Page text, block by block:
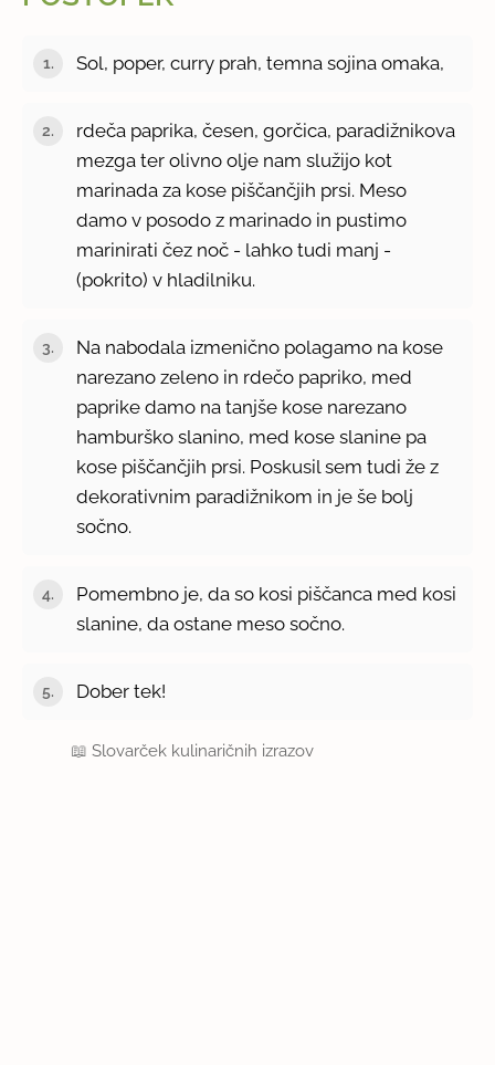
Sol, poper, curry prah, temna sojina omaka,
rdeča paprika, česen, gorčica, paradižnikova
mezga ter olivno olje nam služijo kot
marinada za kose piščančjih prsi. Meso
damo v posodo z marinado in pustimo
marinirati čez noč - lahko tudi manj -
(pokrito) v hladilniku.
Na nabodala izmenično polagamo na kose
narezano zeleno in rdečo papriko, med
paprike damo na tanjše kose narezano
hamburško slanino, med kose slanine pa
kose piščančjih prsi. Poskusil sem tudi že z
dekorativnim paradižnikom in je še bolj
sočno.
Pomembno je, da so kosi piščanca med kosi
slanine, da ostane meso sočno.
Dober tek!
📖Slovarček kulinaričnih izrazov